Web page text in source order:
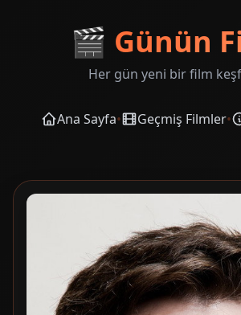
🎬 Günün
Her gün yeni bir film
Ana Sayfa• Geçmiş Filmler•